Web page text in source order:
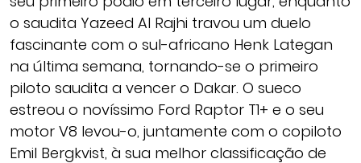
o saudita Yazeed Al Rajhi travou um duelo
fascinante com o sul-africano Henk Lategan
na última semana, tornando-se o primeiro
piloto saudita a vencer o Dakar. O sueco
estreou o novíssimo Ford Raptor T1+ e o seu
motor V8 levou-o, juntamente com o copiloto
Emil Bergkvist, à sua melhor classificação de